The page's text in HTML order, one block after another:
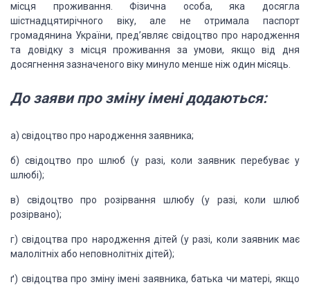
місця проживання. Фізична особа, яка досягла
шістнадцятирічного віку, але не отримала паспорт
громадянина України, пред’являє свідоцтво про народження
та довідку з місця проживання за умови, якщо від дня
досягнення зазначеного віку минуло менше ніж один місяць.
До заявипро зміну імені додаються:
а) свідоцтво про народження заявника;
б) свідоцтво про шлюб (у разі, коли заявникперебуває у
шлюбі);
в) свідоцтво про розірвання шлюбу (у разі, коли шлюб
розірвано);
г) свідоцтва про народження дітей (у разі, коли заявник має
малолітніх або неповнолітніх дітей);
ґ) свідоцтва про зміну імені заявника, батька чи матері, якщо